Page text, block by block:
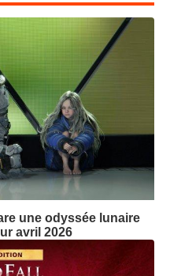
une odyssée lunaire
avril 2026